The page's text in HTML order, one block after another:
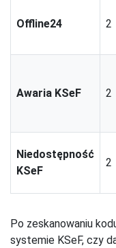
Offline24 2
Awaria KSeF 2
Niedostępność
KSeF
2
Po zeskanowaniu
systemie KSeF, czy